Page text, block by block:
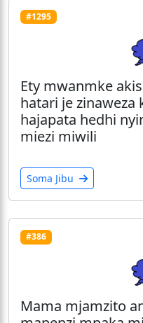
#1295
Ety mwanmke
hatari je zinaweza
hajapata hedhi
miezi miwili
Soma Jibu
#386
Mama mjamzito